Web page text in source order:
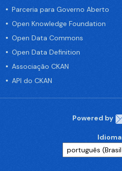
Parceria para Governo Aberto
Open Knowledge Foundation
Open Data Commons
Open Data Definition
Associação CKAN
API do CKAN
Powered by
Idioma